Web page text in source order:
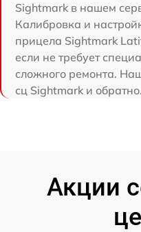
Sightmark в нашем
Калибровка и
прицела Sightmark
если не требует
сложного ремонта.
сц Sightmark и обратно.
Акции